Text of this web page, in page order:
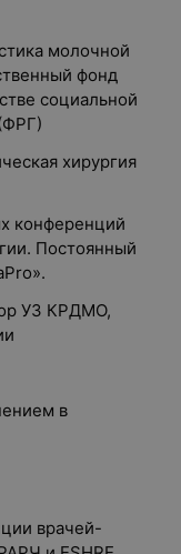
молочной
фонд
социальной
хирургия
конференций
Постоянный
УЗ КРДМО,
в
врачей-